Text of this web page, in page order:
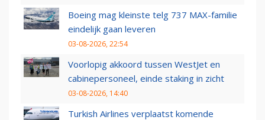
Boeing mag kleinste telg 737 MAX-familie
eindelijk gaan leveren
03-08-2026, 22:54
Voorlopig akkoord tussen WestJet en
cabinepersoneel, einde staking in zicht
03-08-2026, 14:40
Turkish Airlines verplaatst komende